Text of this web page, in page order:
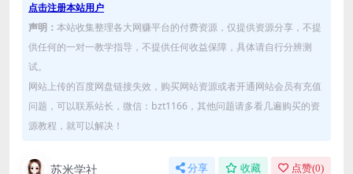
点击注册本站用户
声明： 本站收集整理各大网赚平台的付费资源，仅提供资源分享，不提
供任何的一对一教学指导，不提供任何收益保障，具体请自行分辨测
试。
网站上传的百度网盘链接失效，购买网站资源或者开通网站会员有充值
问题，可以联系站长，微信：bzt1166，其他问题请多看几遍购买的资
源教程，就可以解决！
苏米学社 分享 收藏 点赞(0)